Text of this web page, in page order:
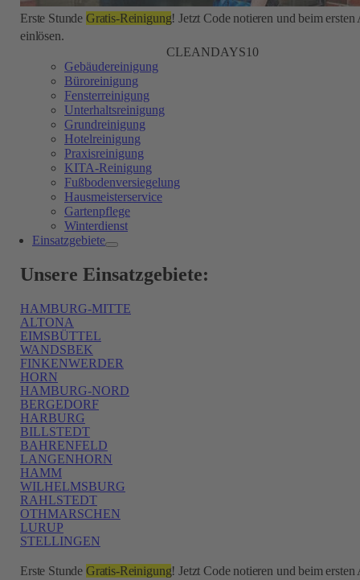
Erste Stunde Gratis-Reinigung! Jetzt Code notieren und beim ersten
einlösen.
CLEANDAYS10
Gebäudereinigung
Büroreinigung
Fensterreinigung
Unterhaltsreinigung
Grundreinigung
Hotelreinigung
Praxisreinigung
KITA-Reinigung
Fußbodenversiegelung
Hausmeisterservice
Gartenpflege
Winterdienst
Einsatzgebiete
Unsere Einsatzgebiete:
HAMBURG-MITTE
ALTONA
EIMSBÜTTEL
WANDSBEK
FINKENWERDER
HORN
HAMBURG-NORD
BERGEDORF
HARBURG
BILLSTEDT
BAHRENFELD
LANGENHORN
HAMM
WILHELMSBURG
RAHLSTEDT
OTHMARSCHEN
LURUP
STELLINGEN
Erste Stunde Gratis-Reinigung! Jetzt Code notieren und beim ersten